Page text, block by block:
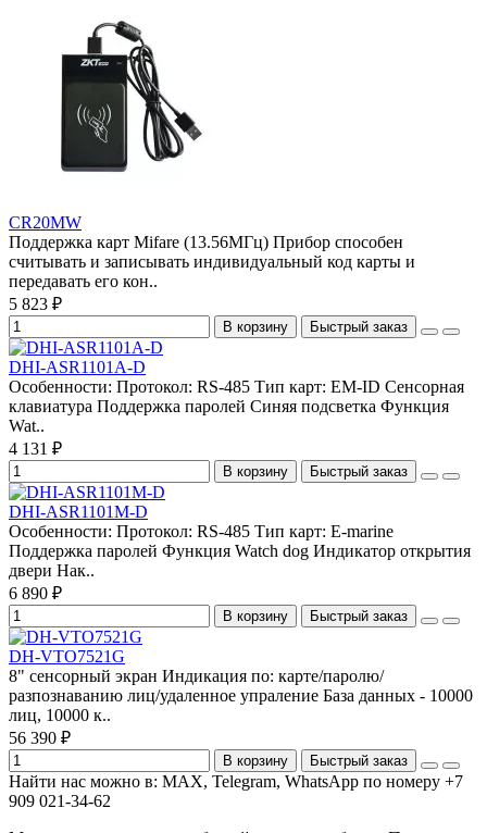
CR20MW
Поддержка карт Mifare (13.56МГц) Прибор способен
считывать и записывать индивидуальный код карты и
передавать его кон..
5 823 ₽
В корзину Быстрый заказ
DHI-ASR1101A-D
Особенности: Протокол: RS-485 Тип карт: EM-ID Сенсорная
клавиатура Поддержка паролей Синяя подсветка Функция
Wat..
4 131 ₽
В корзину Быстрый заказ
DHI-ASR1101M-D
Особенности: Протокол: RS-485 Тип карт: E-marine
Поддержка паролей Функция Watch dog Индикатор открытия
двери Нак..
6 890 ₽
В корзину Быстрый заказ
DH-VTO7521G
8" сенсорный экран Индикация по: карте/паролю/
разпознаванию лиц/удаленное упраление База данных - 10000
лиц, 10000 к..
56 390 ₽
В корзину Быстрый заказ
Найти нас можно в: MAX, Telegram, WhatsApp по номеру +7
909 021-34-62